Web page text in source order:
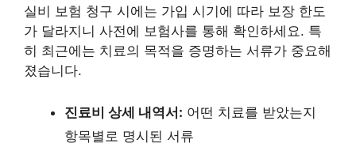
실비 보험 청구 시에는 가입 시기에 따라 보장 한도
가 달라지니 사전에 보험사를 통해 확인하세요. 특
히 최근에는 치료의 목적을 증명하는 서류가 중요해
졌습니다.
진료비 상세 내역서: 어떤 치료를 받았는지
항목별로 명시된 서류